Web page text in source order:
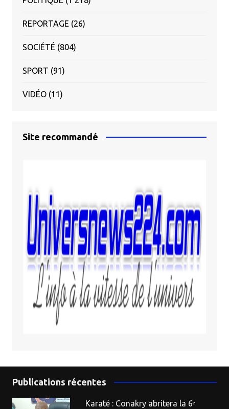
REPORTAGE (26)
SOCIÉTÉ (804)
SPORT (91)
VIDÉO(11)
Site recommandé
Publications récentes
Karaté : Conakry abritera la 6ᵉ